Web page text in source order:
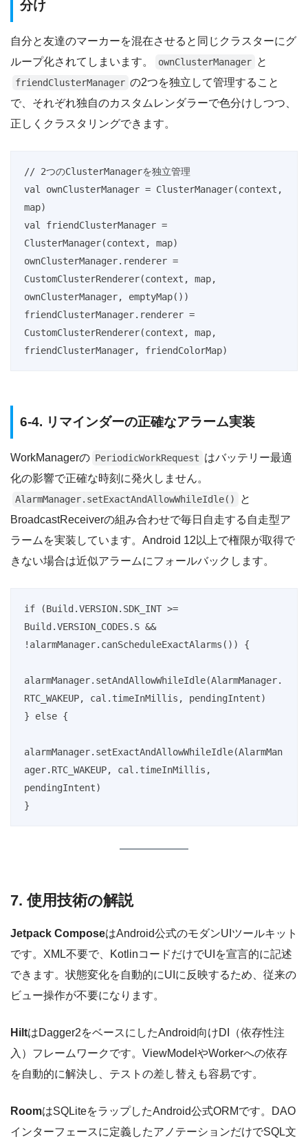
分け
自分と友達のマーカーを混在させると同じクラスターにグ
ループ化されてしまいます。
ownClusterManager と
friendClusterManager の2つを独立して管理すること
で、それぞれ独自のカスタムレンダラーで色分けしつつ、
正しくクラスタリングできます。
// 2つのClusterManagerを独立管理
val ownClusterManager = ClusterManager(context,
map)
val friendClusterManager =
ClusterManager(context, map)
ownClusterManager.renderer =
CustomClusterRenderer(context, map,
ownClusterManager, emptyMap())
friendClusterManager.renderer =
CustomClusterRenderer(context, map,
friendClusterManager, friendColorMap)
6-4. リマインダーの正確なアラーム実装
WorkManagerの PeriodicWorkRequest はバッテリー最適
化の影響で正確な時刻に発火しません。
AlarmManager.setExactAndAllowWhileIdle()
と
BroadcastReceiverの組み合わせで毎日自走する自走型ア
ラームを実装しています。Android 12以上で権限が取得で
きない場合は近似アラームにフォールバックします。
if (Build.VERSION.SDK_INT >=
Build.VERSION_CODES.S &&
!alarmManager.canScheduleExactAlarms()) {
alarmManager.setAndAllowWhileIdle(AlarmManager.
RTC_WAKEUP, cal.timeInMillis, pendingIntent)
} else {
alarmManager.setExactAndAllowWhileIdle(AlarmMan
ager.RTC_WAKEUP, cal.timeInMillis,
pendingIntent)
}
7. 使用技術の解説
Jetpack ComposeはAndroid公式のモダンUIツールキット
です。XML不要で、KotlinコードだけでUIを宣言的に記述
できます。状態変化を自動的にUIに反映するため、従来の
ビュー操作が不要になります。
HiltはDagger2をベースにしたAndroid向けDI（依存性注
入）フレームワークです。ViewModelやWorkerへの依存
を自動的に解決し、テストの差し替えも容易です。
RoomはSQLiteをラップしたAndroid公式ORMです。DAO
インターフェースに定義したアノテーションだけでSQL文